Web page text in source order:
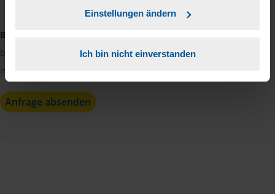
Einstellungen ändern
Ich bin nicht einverstanden
Kenntnis genommen.
Bitte beachten:
bis 23.08.2026 nicht besetzt. Mathias Neumann wird sich danach
mit Ihnen in Verbindung setzen.
Anfrage absenden